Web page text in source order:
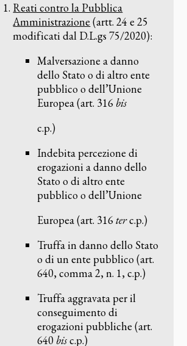
Reati contro la Pubblica
Amministrazione (artt. 24 e 25
modificati dal D.L.gs 75/2020):
Malversazione a danno
dello Stato o di altro ente
pubblico o dell’Unione
Europea (art. 316 bis
c.p.)
Indebita percezione di
erogazioni a danno dello
Stato o di altro ente
pubblico o dell’Unione
Europea (art. 316terc.p.)
Truffa in danno dello Stato
o di un ente pubblico (art.
640, comma 2, n. 1, c.p.)
Truffa aggravata per il
conseguimento di
erogazioni pubbliche (art.
640 bisc.p.)